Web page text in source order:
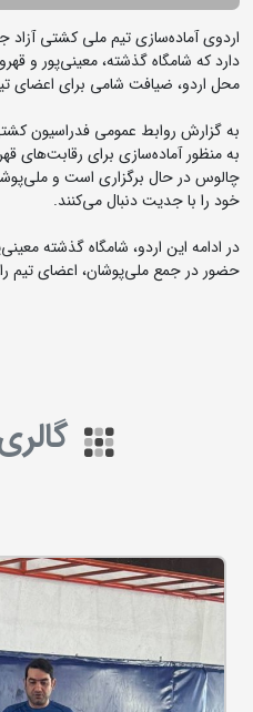
اردوی آماده‌سازی تیم ملی کشتی آزاد
دارد که شامگاه گذشته، معینی‌پور و
محل اردو، ضیافت شامی برای اعضای
به گزارش روابط عمومی فدراسیون
به منظور آماده‌سازی برای رقابت‌های
چالوس در حال برگزاری است و
خود را با جدیت دنبال می‌کنند.
در ادامه این اردو، شامگاه گذشته
حضور در جمع ملی‌پوشان، اعضای تیم